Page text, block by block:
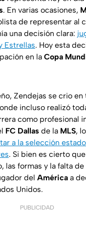
. En varias ocasiones,
de representar al
una decisión clara:
Estrellas. Hoy esta
en la Copa
Zendejas se crio
incluso realizó
como profesional
FC Dallas de la MLS,
a la selección
. Si bien es cierto
las formas y la falta de
del América a
Unidos.
PUBLICIDAD